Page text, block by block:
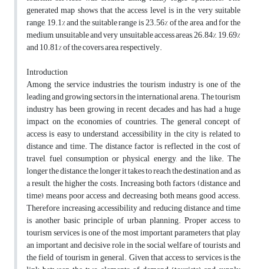
generated map shows that the access level is in the very suitable
range, 19.1% and the suitable range is 23.56% of the area, and for the
medium, unsuitable and very unsuitable access areas, 26.84%, 19.69%
and 10.81% of the covers area, respectively.
Introduction
Among the service industries, the tourism industry is one of the
leading and growing sectors in the international arena. The tourism
industry has been growing in recent decades and has had a huge
impact on the economies of countries. The general concept of
access is easy to understand, accessibility in the city is related to
distance and time. The distance factor is reflected in the cost of
travel, fuel consumption or physical energy, and the like. The
longer the distance, the longer it takes to reach the destination and, as
a result, the higher the costs. Increasing both factors (distance and
time) means poor access and decreasing both means good access.
Therefore, increasing accessibility and reducing distance and time
is another basic principle of urban planning. Proper access to
tourism services is one of the most important parameters that play
an important and decisive role in the social welfare of tourists and
the field of tourism in general. Given that access to services is the